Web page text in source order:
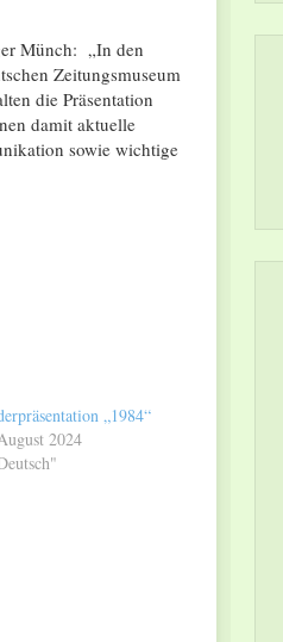
Münch: „In den
Zeitungsmuseum
die Präsentation
damit aktuelle
sowie wichtige
„1984“
2024